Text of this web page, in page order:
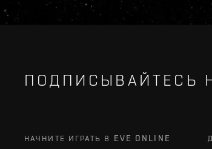
ПОДПИСЫВАЙТЕСЬ
НАЧНИТЕ ИГРАТЬ В EVE ONLINE